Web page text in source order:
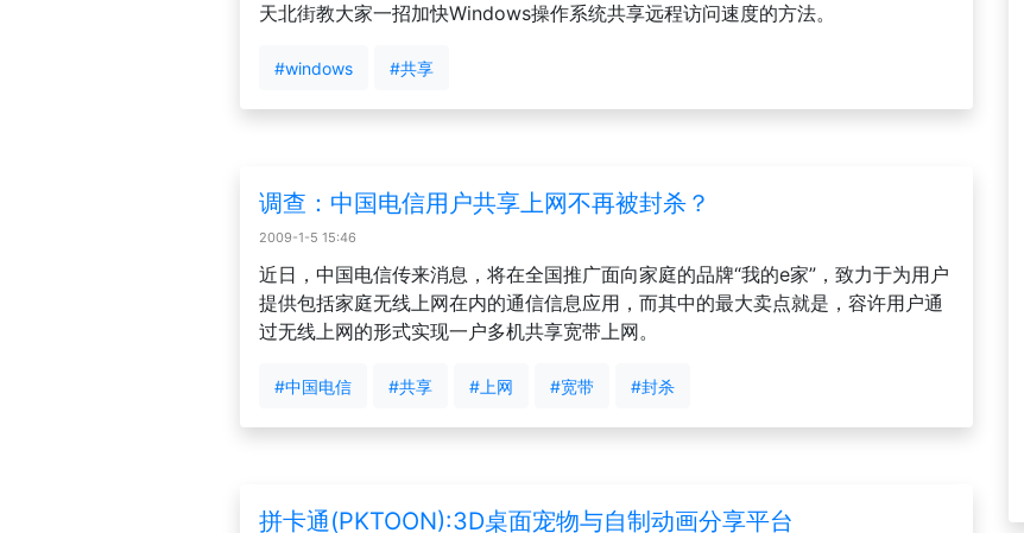
天北街教大家一招加快Windows操作系统共享远程访问速度的方法。
#windows #共享
调查：中国电信用户共享上网不再被封杀？
2009-1-5 15:46
近日，中国电信传来消息，将在全国推广面向家庭的品牌“我的e家”，致力于为用户
提供包括家庭无线上网在内的通信信息应用，而其中的最大卖点就是，容许用户通
过无线上网的形式实现一户多机共享宽带上网。
#中国电信 #共享 #上网 #宽带 #封杀
拼卡通(PKTOON):3D桌面宠物与自制动画分享平台